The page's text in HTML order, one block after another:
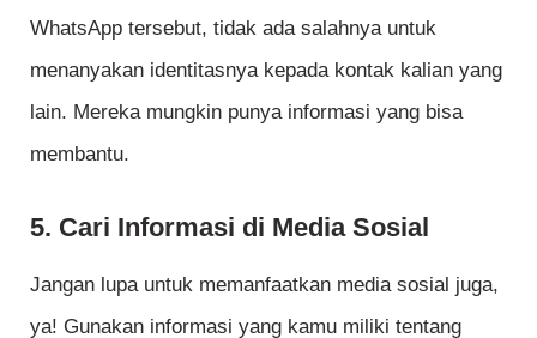
WhatsApp tersebut, tidak ada salahnya untuk
menanyakan identitasnya kepada kontak kalian yang
lain. Mereka mungkin punya informasi yang bisa
membantu.
5. Cari Informasi di Media Sosial
Jangan lupa untuk memanfaatkan media sosial juga,
ya! Gunakan informasi yang kamu miliki tentang